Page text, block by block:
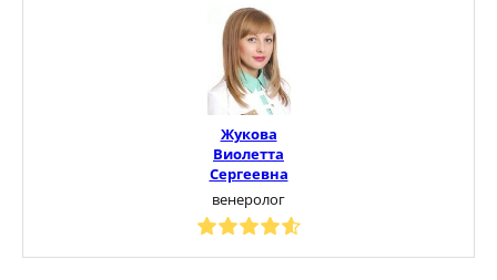
Жукова
Виолетта
Сергеевна
венеролог